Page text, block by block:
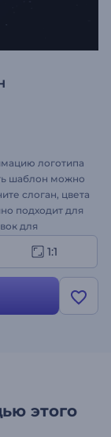
логотипа
шаблон можно
слоган, цвета
подходит для
для
проектов.
1:1
этого